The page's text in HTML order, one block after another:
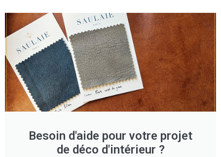
Besoin d'aide pour votre projet
de déco d'intérieur ?